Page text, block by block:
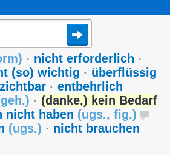
) · nicht erforderlich ·
(so) wichtig · überflüssig
· entbehrlich
geh.) · (danke,) kein Bedarf
nicht haben (ugs., fig.)
(ugs.) · nicht brauchen